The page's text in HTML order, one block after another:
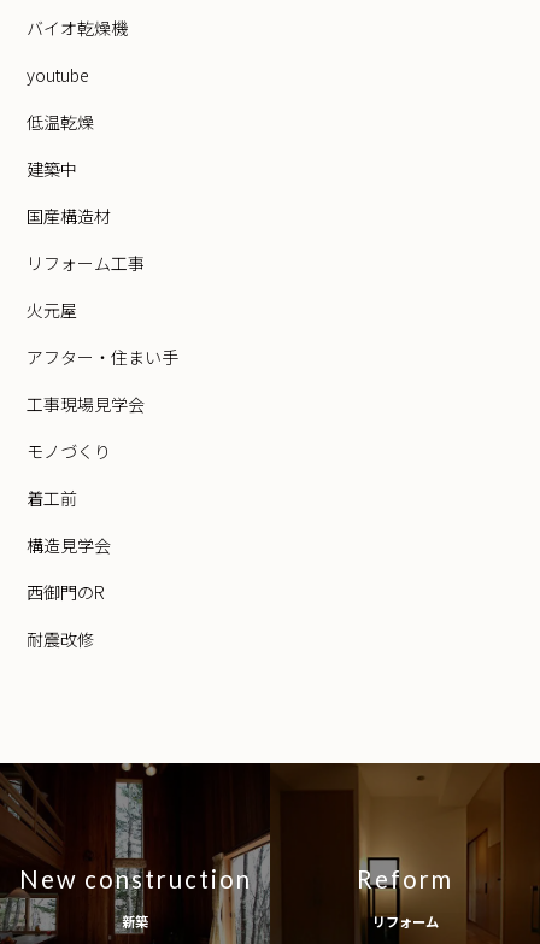
バイオ乾燥機
youtube
低温乾燥
建築中
国産構造材
リフォーム工事
火元屋
アフター・住まい手
工事現場見学会
モノづくり
着工前
構造見学会
西御門のR
耐震改修
New construction
新築
Reform
リフォーム